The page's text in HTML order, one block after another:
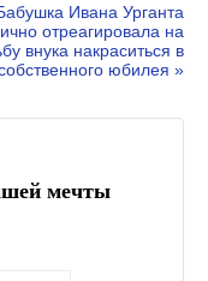
Ивана Урганта
отреагировала на
внука накраситься в
юбилея »
мечты